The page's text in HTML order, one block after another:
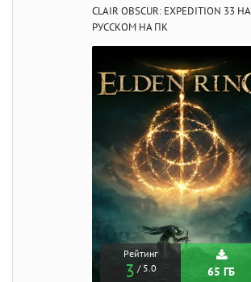
CLAIR OBSCUR: EXPEDITION 33 НА
РУССКОМ НА ПК
Рейтинг
3 / 5.0 65 ГБ